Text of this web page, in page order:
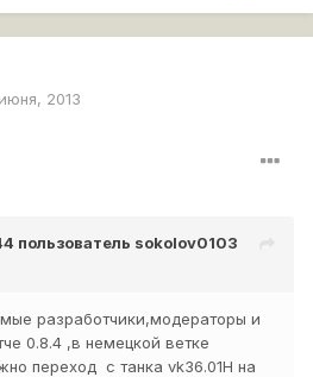
2013
пользователь sokolov0103
разработчики,модераторы и
0.8.4 ,в немецкой ветке
переход с танка vk36.01H на